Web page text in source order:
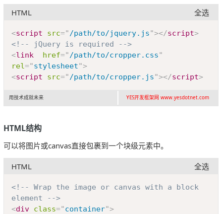
HTML 全选
<script src="/path/to/jquery.js"></script>
<!-- jQuery is required -->
<link href="/path/to/cropper.css"
rel="stylesheet">
<script src="/path/to/cropper.js"></script>
用技术成就未来 YES开发框架网 www.yesdotnet.com
HTML结构
可以将图片或canvas直接包裹到一个块级元素中。
HTML 全选
<!-- Wrap the image or canvas with a block
element -->
<div class="container">